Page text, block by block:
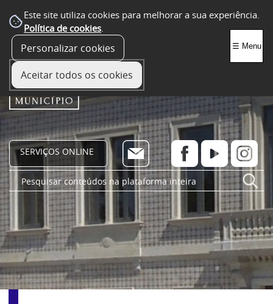
Este site utiliza cookies para melhorar a sua experiência.
Política de cookies.
Personalizar cookies
Aceitar todos os cookies
SERVIÇOS ONLINE
☰ Menu